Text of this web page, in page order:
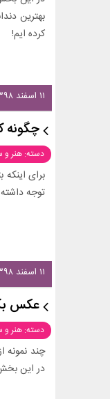
بهترین
کرده ایم!
۱۱ اسفند ۱۳۹۸ - ۱۸:۱۹
چگونه
دسته: هنر
برای
توجه
۱۱ اسفند ۱۳۹۸ - ۱۳:۴۱
عکس بک
دسته: هنر
چند نمونه
در این بخش